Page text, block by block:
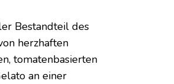
Bestandteil des
herzhaften
tomatenbasierten
an einer